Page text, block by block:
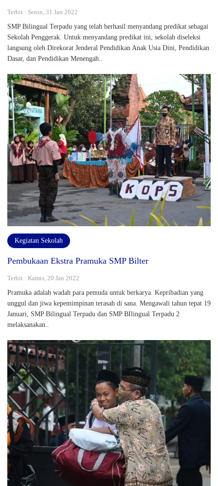
Terbit : Senin, 31 Jan 2022
SMP Bilingual Terpadu yang telah berhasil menyandang predikat sebagai
Sekolah Penggerak. Untuk menyandang predikat ini, sekolah diseleksi
langsung oleh Direkorat Jenderal Pendidikan Anak Usia Dini, Pendidikan
Dasar, dan Pendidikan Menengah..
Kegiatan Sekolah
Pembukaan Ekstra Pramuka SMP Bilter
Terbit : Kamis, 20 Jan 2022
Pramuka adalah wadah para pemuda untuk berkarya. Kepribadian yang
unggul dan jiwa kepemimpinan terasah di sana. Mengawali tahun tepat 19
Januari, SMP Bilingual Terpadu dan SMP BIlingual Terpadu 2
melaksanakan..